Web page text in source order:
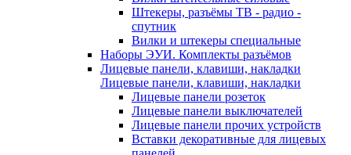
Штекеры, разъёмы ТВ - радио -
спутник
Вилки и штекеры специальные
Наборы ЭУИ. Комплекты разъёмов
Лицевые панели, клавиши, накладки
Лицевые панели, клавиши, накладки
Лицевые панели розеток
Лицевые панели выключателей
Лицевые панели прочих устройств
Вставки декоративные для лицевых